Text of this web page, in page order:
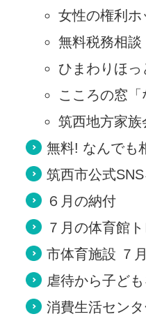
女性の権利ホ
無料税務相談
ひまわりほ
こころの窓「
筑西地方家族
無料! なんでも
筑西市公式
６月の納付
７月の体育館
市体育施設 ７
虐待から子ども
消費生活センタ